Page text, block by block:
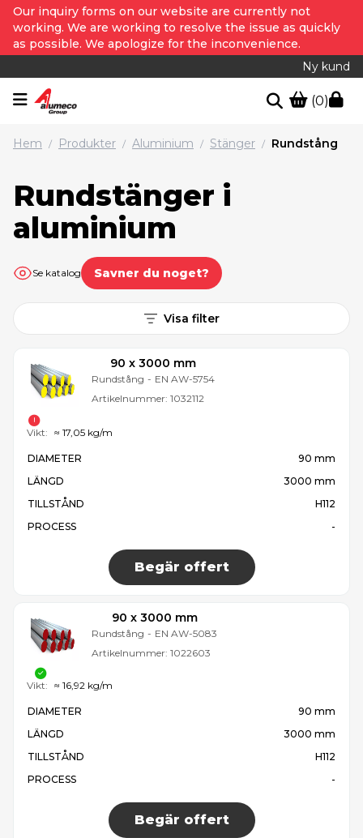
Our inquiry forms on our website are currently not
working. We are working to resolve the issue as quickly
as possible. We apologize for the inconvenience.
Ny kund
(0)
Hem / Produkter / Aluminium / Stänger / Rundstång
Rundstänger i
aluminium
Se katalog Savner du noget?
Visa filter
90 x 3000 mm
Rundstång - EN AW-5754
Artikelnummer: 1032112
DIAMETER
90 mm
LÄNGD
3000 mm
TILLSTÅND
H112
PROCESS
-
Begär offert
Vikt: ≈ 17,05 kg/m
90 x 3000 mm
Rundstång - EN AW-5083
Artikelnummer: 1022603
DIAMETER
90 mm
LÄNGD
3000 mm
TILLSTÅND
H112
PROCESS
-
Begär offert
Vikt: ≈ 16,92 kg/m